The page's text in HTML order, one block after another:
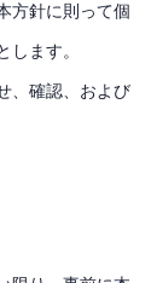
方針に則って個
します。
、確認、および